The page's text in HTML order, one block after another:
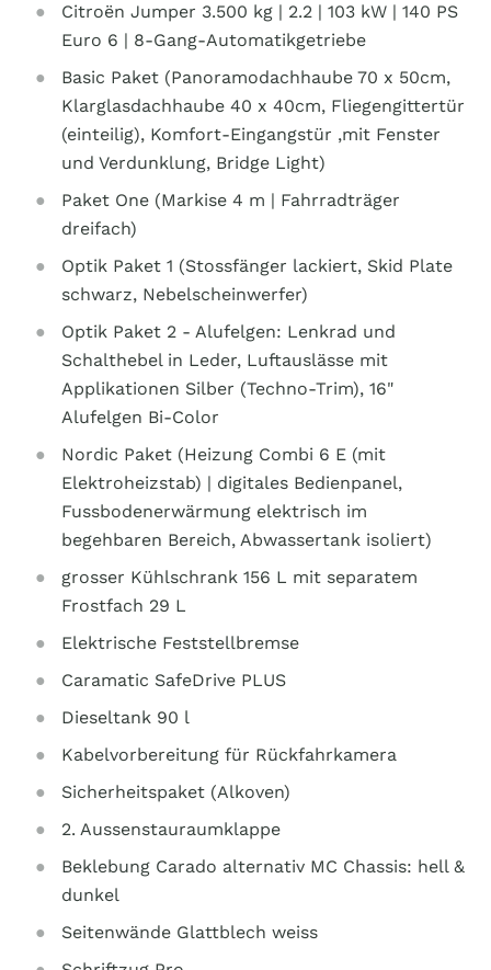
Citroën Jumper 3.500 kg | 2.2 | 103 kW | 140 PS
Euro 6 | 8-Gang-Automatikgetriebe
Basic Paket (Panoramodachhaube 70 x 50cm,
Klarglasdachhaube 40 x 40cm, Fliegengittertür
(einteilig), Komfort-Eingangstür ,mit Fenster
und Verdunklung, Bridge Light)
Paket One (Markise 4 m | Fahrradträger
dreifach)
Optik Paket 1 (Stossfänger lackiert, Skid Plate
schwarz, Nebelscheinwerfer)
Optik Paket 2 - Alufelgen: Lenkrad und
Schalthebel in Leder, Luftauslässe mit
Applikationen Silber (Techno-Trim), 16"
Alufelgen Bi-Color
Nordic Paket (Heizung Combi 6 E (mit
Elektroheizstab) | digitales Bedienpanel,
Fussbodenerwärmung elektrisch im
begehbaren Bereich, Abwassertank isoliert)
grosser Kühlschrank 156 L mit separatem
Frostfach 29 L
Elektrische Feststellbremse
Caramatic SafeDrive PLUS
Dieseltank 90 l
Kabelvorbereitung für Rückfahrkamera
Sicherheitspaket (Alkoven)
2. Aussenstauraumklappe
Beklebung Carado alternativ MC Chassis: hell &
dunkel
Seitenwände Glattblech weiss